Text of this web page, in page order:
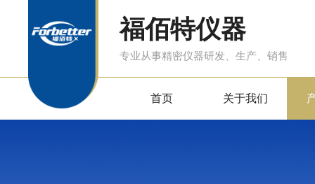
福佰特仪器
专业从事精密仪器研发、生产、销售
首页 关于我们